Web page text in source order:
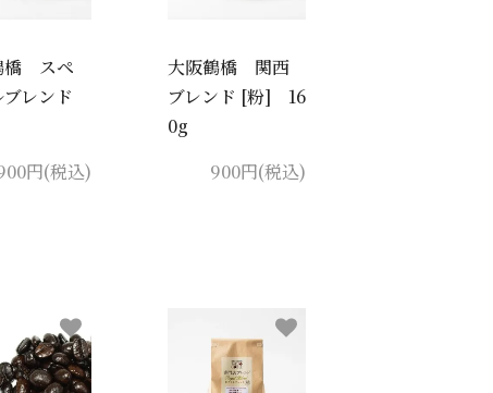
橋 スペ
ブレンド
円(税込)
大阪鶴橋 関西
ブレンド [粉] 16
0g
900円(税込)